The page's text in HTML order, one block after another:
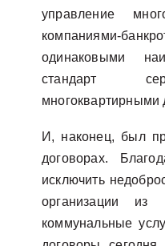
управление
компаниями-
одинаковыми
стандарт
многоквартирными
И, наконец, был
договорах.
исключить
организации из
коммунальные